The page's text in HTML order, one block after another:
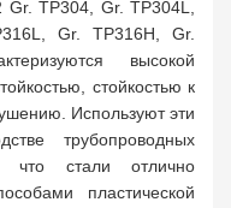
TP304, Gr. TP304L,
Gr. TP316H, Gr.
высокой
стойкостью к
Используют эти
трубопроводных
что стали отлично
пластической